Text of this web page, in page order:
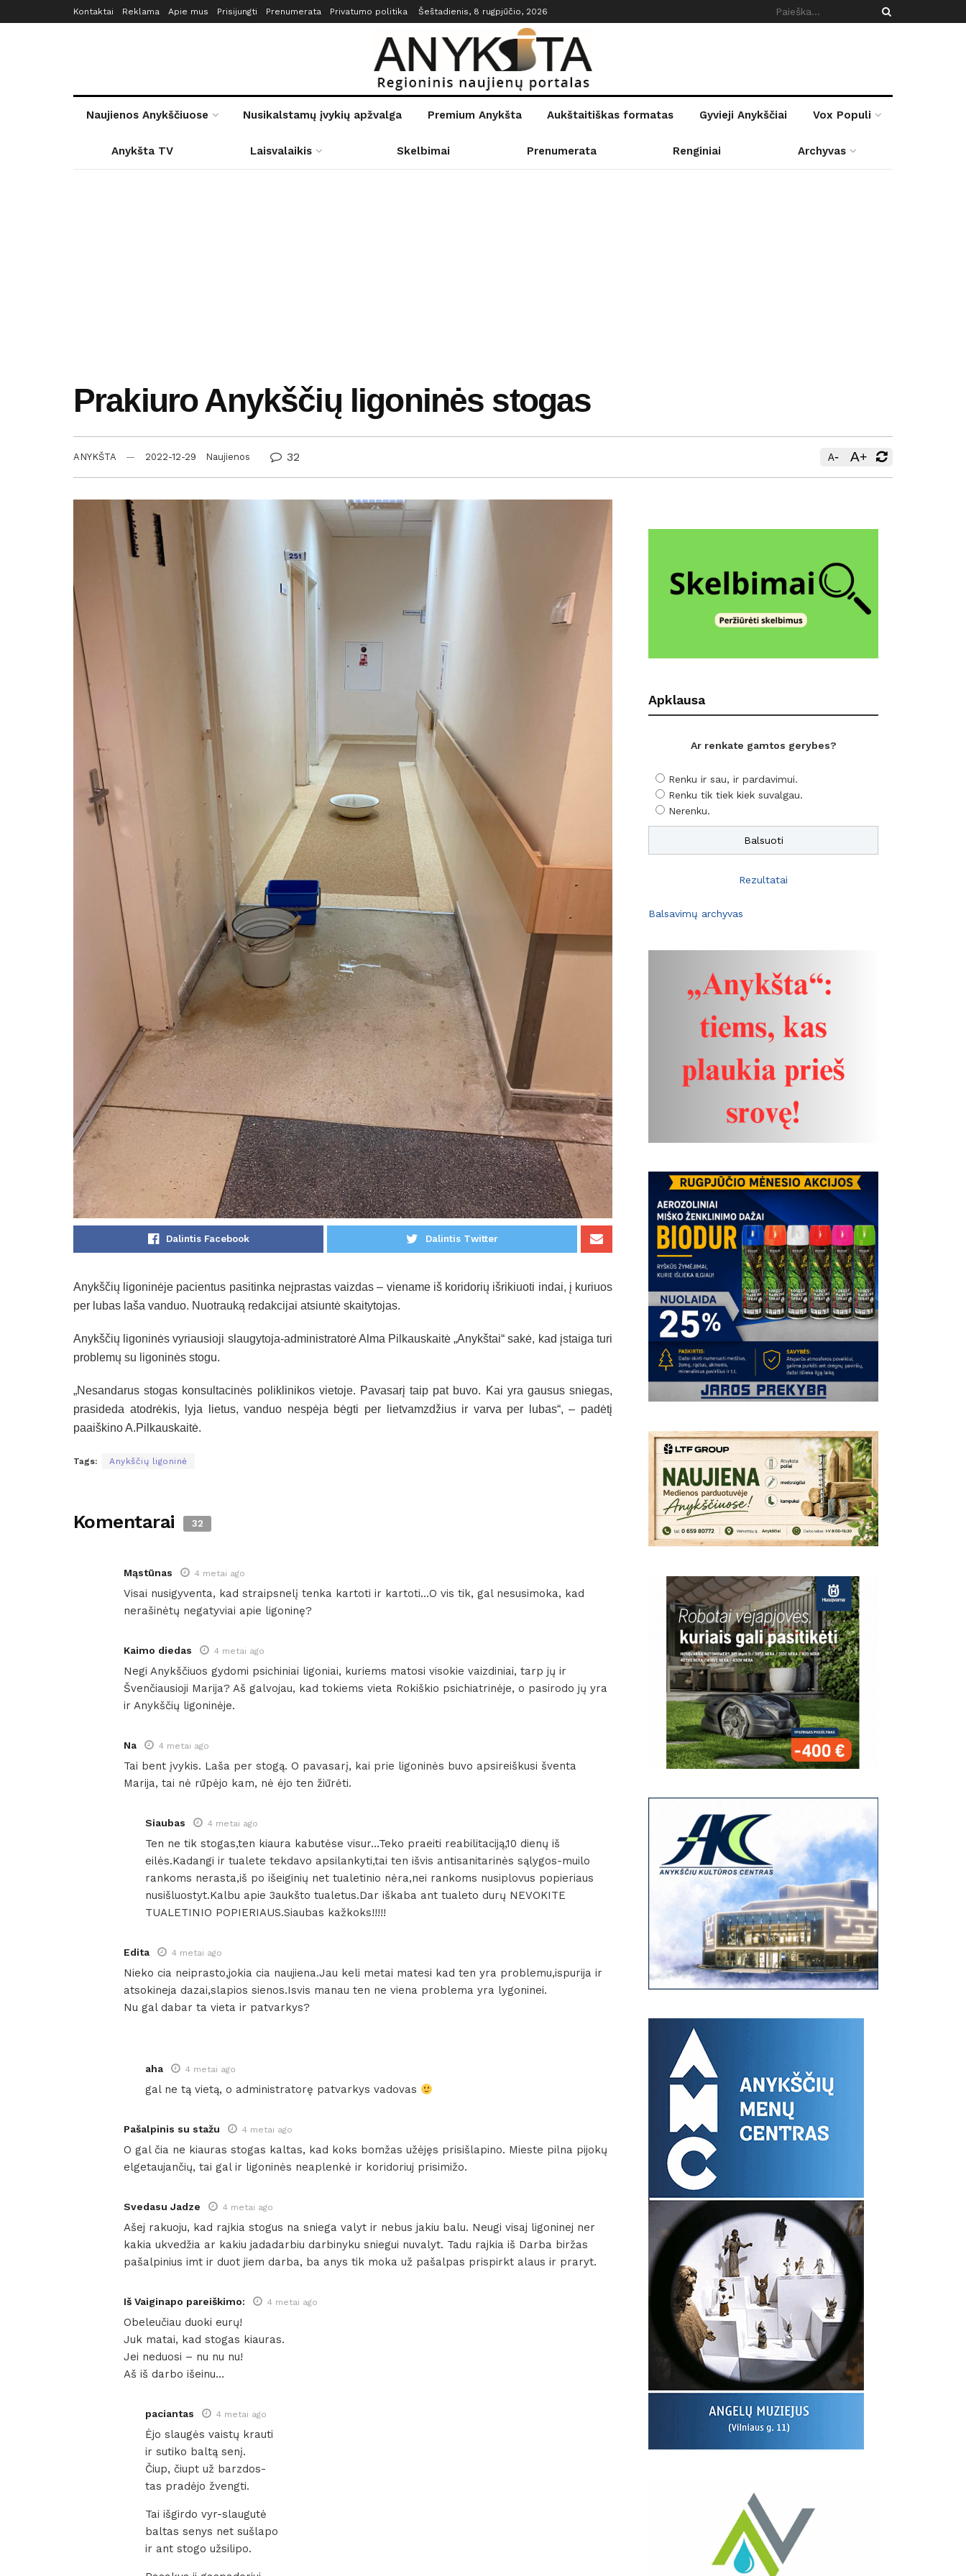
Kontaktai Reklama Apie mus Prisijungti Prenumerata Privatumo politika Šeštadienis, 8 rugpjūčio, 2026
Naujienos Anykščiuose Nusikalstamų įvykių apžvalga Premium Anykšta Aukštaitiškas formatas Gyvieji Anykščiai Vox Populi
Anykšta TV Laisvalaikis Skelbimai Prenumerata Renginiai Archyvas
Prakiuro Anykščių ligoninės stogas
ANYKŠTA 2022-12-29 Naujienos 32 A- A+
Dalintis Facebook Dalintis Twitter
Anykščių ligoninėje pacientus pasitinka neįprastas vaizdas – viename iš koridorių išrikiuoti indai, į kuriuos
per lubas laša vanduo. Nuotrauką redakcijai atsiuntė skaitytojas.
Anykščių ligoninės vyriausioji slaugytoja-administratorė Alma Pilkauskaitė „Anykštai“ sakė, kad įstaiga turi
problemų su ligoninės stogu.
„Nesandarus stogas konsultacinės poliklinikos vietoje. Pavasarį taip pat buvo. Kai yra gausus sniegas,
prasideda atodrėkis, lyja lietus, vanduo nespėja bėgti per lietvamzdžius ir varva per lubas“, – padėtį
paaiškino A.Pilkauskaitė.
Tags: Anykščių ligoninė
Komentarai 32
Mąstūnas 4 metai ago
Visai nusigyventa, kad straipsnelį tenka kartoti ir kartoti…O vis tik, gal nesusimoka, kad
nerašinėtų negatyviai apie ligoninę?
Kaimo diedas 4 metai ago
Negi Anykščiuos gydomi psichiniai ligoniai, kuriems matosi visokie vaizdiniai, tarp jų ir
Švenčiausioji Marija? Aš galvojau, kad tokiems vieta Rokiškio psichiatrinėje, o pasirodo jų yra
ir Anykščių ligoninėje.
Na 4 metai ago
Tai bent įvykis. Laša per stogą. O pavasarį, kai prie ligoninės buvo apsireiškusi šventa
Marija, tai nė rūpėjo kam, nė ėjo ten žiūrėti.
Siaubas 4 metai ago
Ten ne tik stogas,ten kiaura kabutėse visur…Teko praeiti reabilitaciją,10 dienų iš
eilės.Kadangi ir tualete tekdavo apsilankyti,tai ten išvis antisanitarinės sąlygos-muilo
rankoms nerasta,iš po išeiginių net tualetinio nėra,nei rankoms nusiplovus popieriaus
nusišluostyt.Kalbu apie 3aukšto tualetus.Dar iškaba ant tualeto durų NEVOKITE
TUALETINIO POPIERIAUS.Siaubas kažkoks!!!!!
Edita 4 metai ago
Nieko cia neiprasto,jokia cia naujiena.Jau keli metai matesi kad ten yra problemu,ispurija ir
atsokineja dazai,slapios sienos.Isvis manau ten ne viena problema yra lygoninei.
Nu gal dabar ta vieta ir patvarkys?
aha 4 metai ago
gal ne tą vietą, o administratorę patvarkys vadovas
Pašalpinis su stažu 4 metai ago
O gal čia ne kiauras stogas kaltas, kad koks bomžas užėjęs prisišlapino. Mieste pilna pijokų
elgetaujančių, tai gal ir ligoninės neaplenkė ir koridoriuj prisimižo.
Svedasu Jadze 4 metai ago
Ašej rakuoju, kad rajkia stogus na sniega valyt ir nebus jakiu balu. Neugi visaj ligoninej ner
kakia ukvedžia ar kakiu jadadarbiu darbinyku sniegui nuvalyt. Tadu rajkia iš Darba biržas
pašalpinius imt ir duot jiem darba, ba anys tik moka už pašalpas prispirkt alaus ir praryt.
Iš Vaiginapo pareiškimo: 4 metai ago
Obeleučiau duoki eurų!
Juk matai, kad stogas kiauras.
Jei neduosi – nu nu nu!
Aš iš darbo išeinu…
paciantas 4 metai ago
Ėjo slaugės vaistų krauti
ir sutiko baltą senį.
Čiup, čiupt už barzdos-
tas pradėjo žvengti.
Tai išgirdo vyr-slaugutė
baltas senys net sušlapo
ir ant stogo užsilipo.
Apklausa
Ar renkate gamtos gerybes?
Renku ir sau, ir pardavimui.
Renku tik tiek kiek suvalgau.
Nerenku.
Rezultatai
Balsavimų archyvas